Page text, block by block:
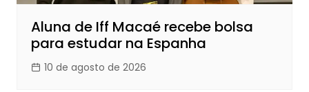
Aluna de Iff Macaé recebe bolsa
para estudar na Espanha
10 de agosto de 2026